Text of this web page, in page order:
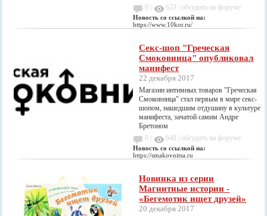
0 |
623 |обсудить на форуме
Новость со ссылкой на:
https://www.10kor.ru/
Секс-шоп "Греческая
Смоковница" опубликовал
манифест
22 декабря 2017
Магазин интимных товаров "Греческая
Смоковница" стал первым в мире секс-
шопом, нашедшим отдушину в культуре
манифеста, зачатой самим Андре
Бретоном
0 |
648 |обсудить на форуме
Новость со ссылкой на:
https://smakovnitsa.ru
Новинка из серии
Магнитные истории -
«Бегемотик ищет друзей»
20 декабря 2017